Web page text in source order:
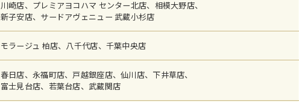
川崎店、プレミアヨコハマ センター北店、相模大野店、
新⼦安店、サードアヴェニュー 武蔵小杉店
モラージュ 柏店、八千代店、千葉中央店
春日店、永福町店、戸越銀座店、仙川店、下井草店、
富士見台店、若葉台店、武蔵関店